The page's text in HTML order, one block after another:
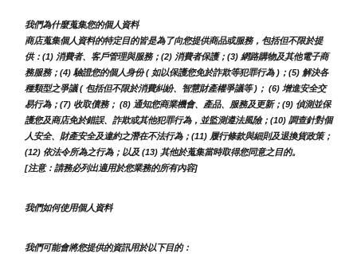
我們為什麼蒐集您的個人資料
商店蒐集個人資料的特定目的皆是為了向您提供商品或服務，包括但不限於提
供：(1) 消費者、客戶管理與服務；(2) 消費者保護；(3) 網路購物及其他電子商
務服務；(4) 驗證您的個人身份 ( 如以保護您免於詐欺等犯罪行為 )；(5) 解決各
種類型之爭議 ( 包括但不限於消費糾紛、智慧財產權爭議等 )； (6) 增進安全交
易行為；(7) 收取債務； (8) 通知您商業機會、產品、服務及更新；(9) 偵測並保
護您及商店免於錯誤、詐欺或其他犯罪行為，並監測遵法風險；(10) 調查針對個
人安全、財產安全及違約之潛在不法行為；(11) 履行條款與細則及退換貨政策；
(12) 依法令所為之行為；以及 (13) 其他於蒐集當時取得您同意之目的。
[注意：請務必列出適用於您業務的所有內容]
我們如何使用個人資料
我們可能會將您提供的資訊用於以下目的：